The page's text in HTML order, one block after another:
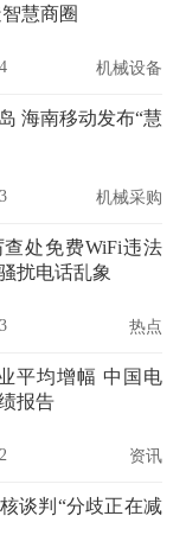
慧商圈
机械设备
海南移动发布“慧
机械采购
处免费WiFi违法
扰电话乱象
热点
平均增幅 中国电
报告
资讯
谈判“分歧正在减